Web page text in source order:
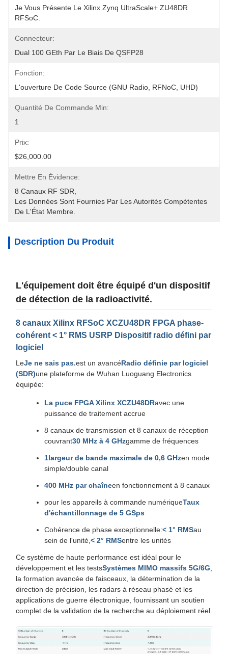
Je Vous Présente Le Xilinx Zynq UltraScale+ ZU48DR
RFSoC.
Connecteur:
Dual 100 GEth Par Le Biais De QSFP28
Fonction:
L'ouverture De Code Source (GNU Radio, RFNoC, UHD)
Quantité De Commande Min:
1
Prix:
$26,000.00
Mettre En Évidence:
8 Canaux RF SDR
Les Données Sont Fournies Par Les Autorités Compétentes
De L'État Membre.
Description Du Produit
L'équipement doit être équipé d'un dispositif
de détection de la radioactivité.
8 canaux Xilinx RFSoC XCZU48DR FPGA phase-
cohérent < 1° RMS USRP Dispositif radio défini par
logiciel
LeJe ne sais pas.est un avancéRadio définie par logiciel
(SDR)une plateforme de Wuhan Luoguang Electronics
équipée:
La puce FPGA Xilinx XCZU48DRavec une
puissance de traitement accrue
8 canaux de transmission et 8 canaux de réception
couvrant30 MHz à 4 GHzgamme de fréquences
1largeur de bande maximale de 0,6 GHzen mode
simple/double canal
400 MHz par chaîneen fonctionnement à 8 canaux
pour les appareils à commande numériqueTaux
d'échantillonnage de 5 GSps
Cohérence de phase exceptionnelle:< 1° RMSau
sein de l'unité, < 2° RMSentre les unités
Ce système de haute performance est idéal pour le
développement et les testsSystèmes MIMO massifs 5G/6G
la formation avancée de faisceaux, la détermination de la
direction de précision, les radars à réseau phasé et les
applications de guerre électronique, fournissant un soutien
complet de la validation de la recherche au déploiement réel.